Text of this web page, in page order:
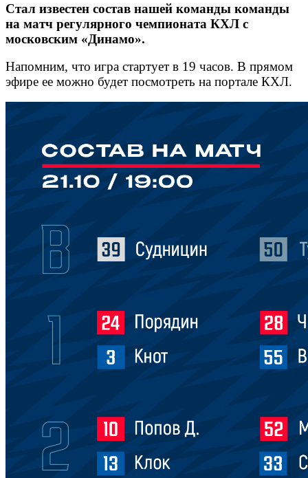
Стал известен состав нашей команды команды
на матч регулярного чемпионата КХЛ с
московским «Динамо».
Напомним, что игра стартует в 19 часов. В прямом
эфире ее можно будет посмотреть на портале КХЛ.